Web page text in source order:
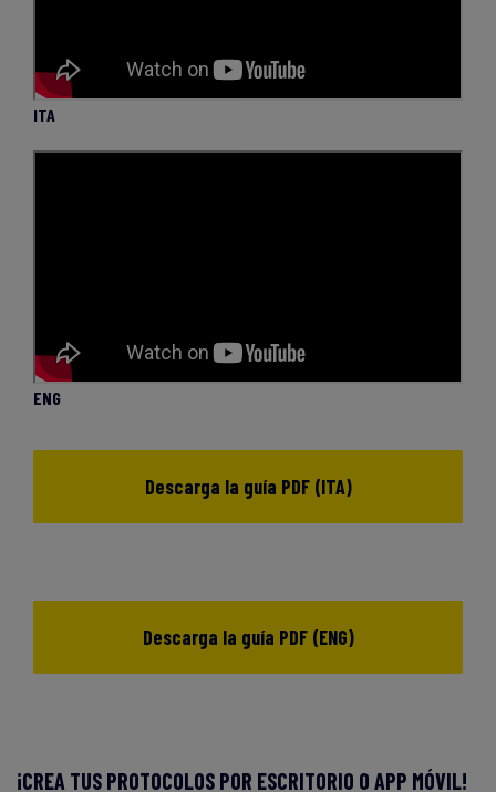
ITA
ENG
Descarga la guía PDF (ITA)
Descarga la guía PDF (ENG)
¡CREA TUS PROTOCOLOS POR ESCRITORIO O APP MÓVIL!